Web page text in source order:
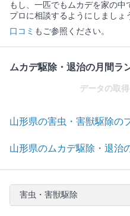
もし、一匹でもムカデを家の
プロに相談するようにしましょ
口コミ もご参照ください。
ムカデ駆除・退治の月間ラ
データの取
山形県の害虫・害獣駆除の
山形県のムカデ駆除・退治
害虫・害獣駆除